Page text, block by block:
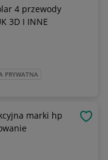
4 przewody
3D I INNE
PRYWATNA
marki hp